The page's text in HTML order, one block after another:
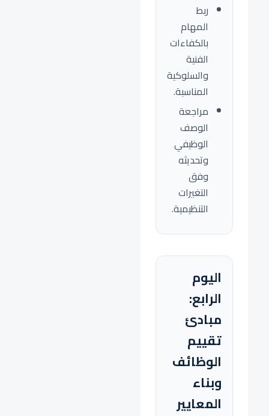
ربط
المهام
بالكفاءات
الفنية
والسلوكية
المناسبة.
مراجعة
الوصف
الوظيفي
وتحديثه
وفق
التغيرات
التنظيمية.
اليوم
الرابع:
مبادئ
تقييم
الوظائف
وبناء
المعايير